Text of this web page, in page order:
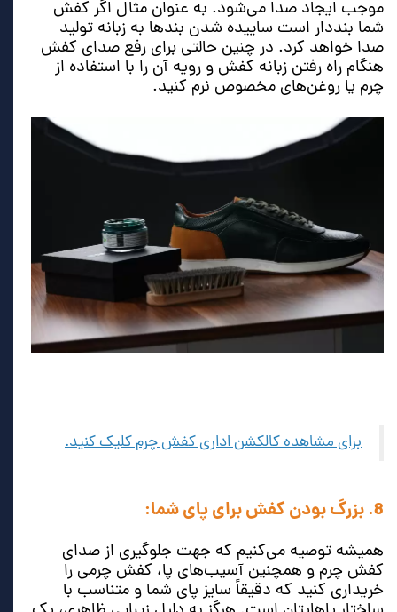
موجب ایجاد صدا می‌شود. به عنوان مثال اگر کفش
شما بنددار است ساییده شدن بندها به زبانه تولید
صدا خواهد کرد. در چنین حالتی برای رفع صدای کفش
هنگام راه رفتن زبانه کفش و رویه آن را با استفاده از
چرم یا روغن‌های مخصوص نرم کنید.
برای مشاهده کالکشن اداری کفش چرم کلیک کنید.
8. بزرگ بودن کفش برای پای شما:
همیشه توصیه می‌کنیم که جهت جلوگیری از صدای
کفش چرم و همچنین آسیب‌های پا، کفش چرمی را
خریداری کنید که دقیقاً سایز پای شما و متناسب با